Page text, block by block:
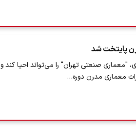
پایتخت شد
"معماری صنعتی تهران" را می‌تواند احیا کند و
معماری مدرن دوره…